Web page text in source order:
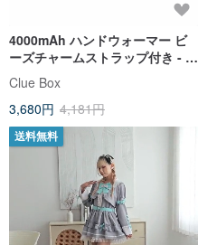
4000mAh ハンドウォーマー ビ
ーズチャームストラップ付き - ハ
ンギョドン
Clue Box
3,680円 4,181円
送料無料